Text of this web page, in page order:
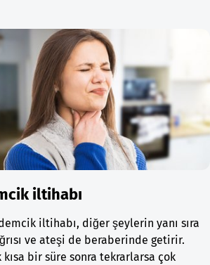
iltihabı
iltihabı, diğer şeylerin yanı sıra
ve ateşi de beraberinde getirir.
kısa bir süre sonra tekrarlarsa çok